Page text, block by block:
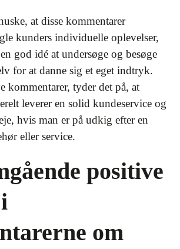
at disse kommentarer
kunders individuelle oplevelser,
god idé at undersøge og besøge
for at danne sig et eget indtryk.
kommentarer, tyder det på, at
leverer en solid kundeservice og
hvis man er på udkig efter en
eller service.
positive
om